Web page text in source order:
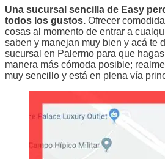
Una sucursal sencilla de Easy
todos los gustos. Ofrecer
cosas al momento de entrar a
saben y manejan muy bien y acá te
sucursal en Palermo para que
manera más cómoda posible;
muy sencillo y está en plena vía